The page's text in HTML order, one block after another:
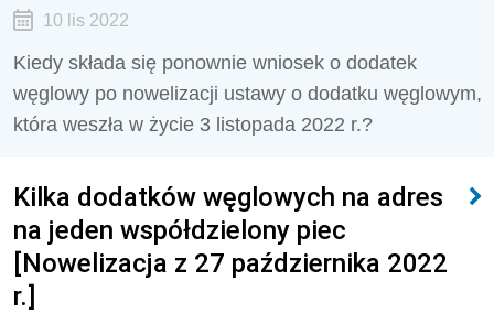
10 lis 2022
Kiedy składa się ponownie wniosek o dodatek
węglowy po nowelizacji ustawy o dodatku węglowym,
która weszła w życie 3 listopada 2022 r.?
Kilka dodatków węglowych na adres
na jeden współdzielony piec
[Nowelizacja z 27 października 2022
r.]